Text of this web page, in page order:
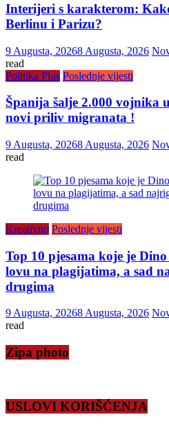
Interijeri s karakterom:
Berlinu i Parizu?
9 Augusta, 20268 Augusta, 2026
read
Politika Plus Poslednje vijesti
Španija šalje 2.000 vojnika
novi priliv migranata !
9 Augusta, 20268 Augusta, 2026
read
Kreativno Poslednje vijesti
Top 10 pjesama koje je
lovu na plagijatima, a sad
drugima
9 Augusta, 20268 Augusta, 2026
read
Zipa photo
USLOVI KORIŠĆENJA